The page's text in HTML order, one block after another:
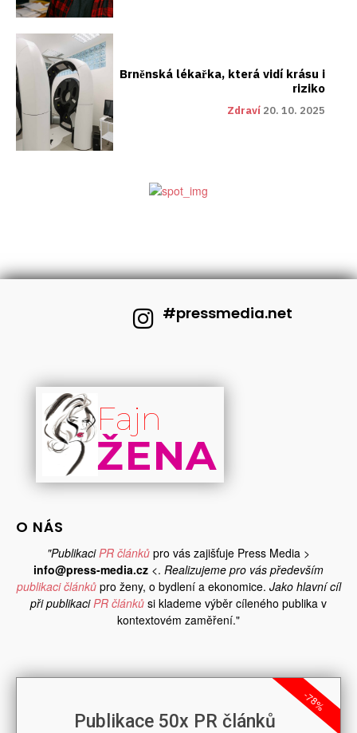
Brněnská lékařka, která vidí krásu i
riziko
Zdraví 20. 10. 2025
#pressmedia.net
Fajn
ŽENA
O NÁS
"PublikaciPR článků pro vás zajišťuje Press Media >
info@press-media.cz <. Realizujeme pro vás především
publikaci článkůpro ženy, o bydlení a ekonomice. Jako hlavní cíl
při publikaciPR článků si klademe výběr cíleného publika v
kontextovém zaměření."
-78%
Publikace 50x PR článků